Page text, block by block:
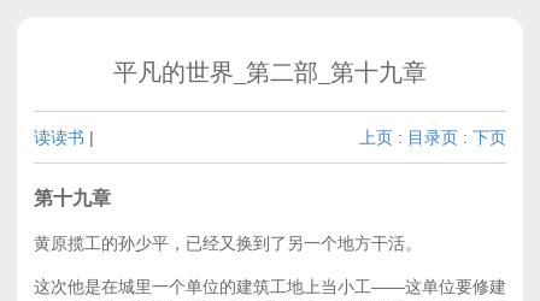
平凡的世界_第二部_第十九章
读读书 | 上页 : 目录页 : 下页
第十九章
黄原揽工的孙少平，已经又换到了另一个地方干活。
这次他是在城里一个单位的建筑工地上当小工——这单位要修建